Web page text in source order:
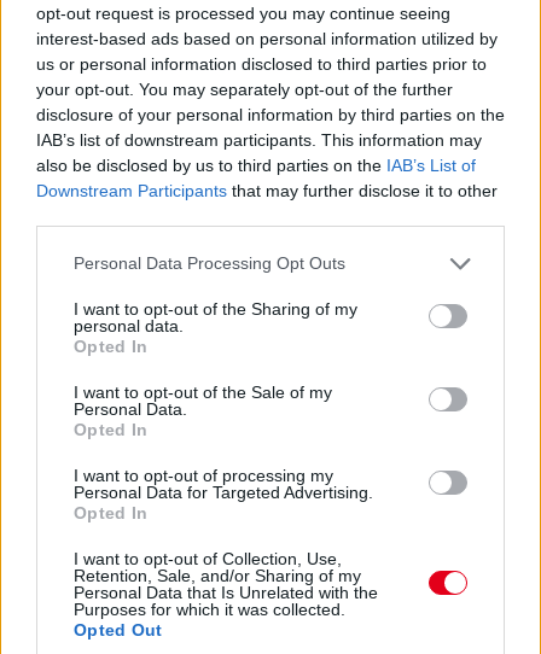
opt-out request is processed you may continue seeing
interest-based ads based on personal information utilized by
us or personal information disclosed to third parties prior to
your opt-out. You may separately opt-out of the further
disclosure of your personal information by third parties on the
IAB’s list of downstream participants. This information may
also be disclosed by us to third parties on the IAB’s List of
Downstream Participants that may further disclose it to other
Please note that this website/app uses one or more Google
not limited to your visit or usage behaviour. You may click to
grant or deny consent to Google and its third-party tags to
use your data for below specified purposes in below Google
consent section.
Personal Data Processing Opt Outs
I want to opt-out of the Sharing of my
personal data.
Opted In
I want to opt-out of the Sale of my
Personal Data.
Opted In
I want to opt-out of processing my
Personal Data for Targeted Advertising.
Opted In
I want to opt-out of Collection, Use,
Retention, Sale, and/or Sharing of my
Personal Data that Is Unrelated with the
Purposes for which it was collected.
Opted Out
És most jött ki Albon a bokszba, akit nagyjából mindenki
megelőzött már, aki arra járt.
Közben Leclerc-nek a B tervet javasolják, a monacói viszont
inkább a C tervet preferálná.
20:32
Nagyon hasonló tempót megy mindenki, de inkább zárul az
Leclerc amúgy minimálisan, századokkal ugyan, de gyorsabb
Norrisnál, három másodperc alá faragta a különbséget az
Norris és Leclerc tehát az első két helyen keményeken,
mögöttük a már kereket cserélőknél nem változott a sorrend: